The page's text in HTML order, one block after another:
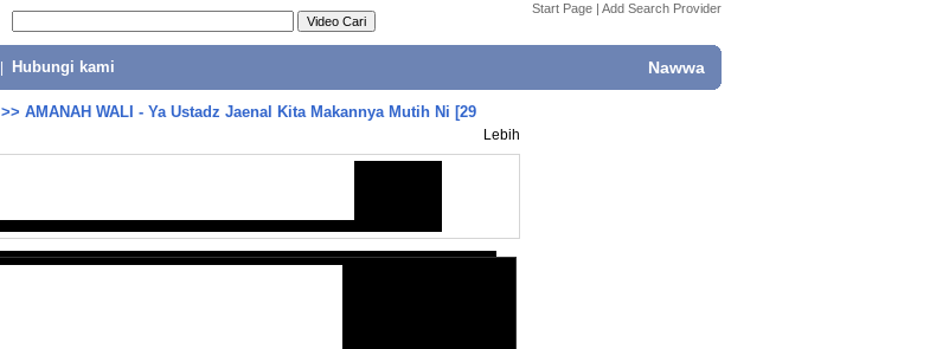
Start Page | Add Search Provider
Hubungi kami Nawwa
>> AMANAH WALI - Ya Ustadz Jaenal Kita Makannya Mutih Ni [29
Lebih